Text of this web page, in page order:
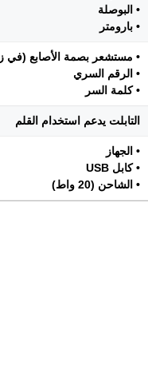
• البوصلة
• بارومتر
• مستشعر بصمة الأصابع (في
• الرقم السري
• كلمة السر
التابلت يدعم استخدام القلم
• الجهاز
• كابل USB
• الشاحن (20 واط)